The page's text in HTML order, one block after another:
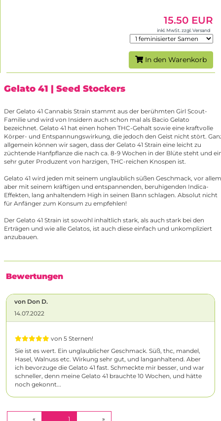
15.50 EUR
inkl. MwSt. zzgl. Versand
In den Warenkorb
Gelato 41 | Seed Stockers
Der Gelato 41 Cannabis Strain stammt aus der berühmten Girl Scout-
Familie und wird von Insidern auch schon mal als Bacio Gelato
bezeichnet. Gelato 41 hat einen hohen THC-Gehalt sowie eine kraftvolle
Körper- und Entspannungswirkung, die jedoch den Geist nicht stört.
allgemein können wir sagen, dass der Gelato 41 Strain eine leicht zu
züchtende Hanfpflanze die nach ca. 8-9 Wochen in der Blüte steht und
sehr guter Produzent von harzigen, THC-reichen Knospen ist.
Gelato 41 wird jeden mit seinem unglaublich süßen Geschmack, vor allem
aber mit seinem kräftigen und entspannenden, beruhigenden Indica-
Effekten, lang anhaltendem High in seinen Bann schlagen. Absolut nicht
für Anfänger zum Konsum zu empfehlen!
Der Gelato 41 Strain ist sowohl inhaltlich stark, als auch stark bei den
Erträgen und wie alle Gelatos, ist auch diese einfach und unkompliziert
anzubauen.
Bewertungen
von Don D.
14.07.2022
von 5 Sternen!
Sie ist es wert. Ein unglaublicher Geschmack. Süß, thc, mandel,
Hasel, Walnuss etc. Wirkung sehr gut, und langanhaltend. Aber
ich bevorzuge die Gelato 41 fast. Schmeckte mir besser, und war
schneller, denn meine Gelato 41 brauchte 10 Wochen, und hätte
noch gekonnt...
« 1 (CURRENT)»